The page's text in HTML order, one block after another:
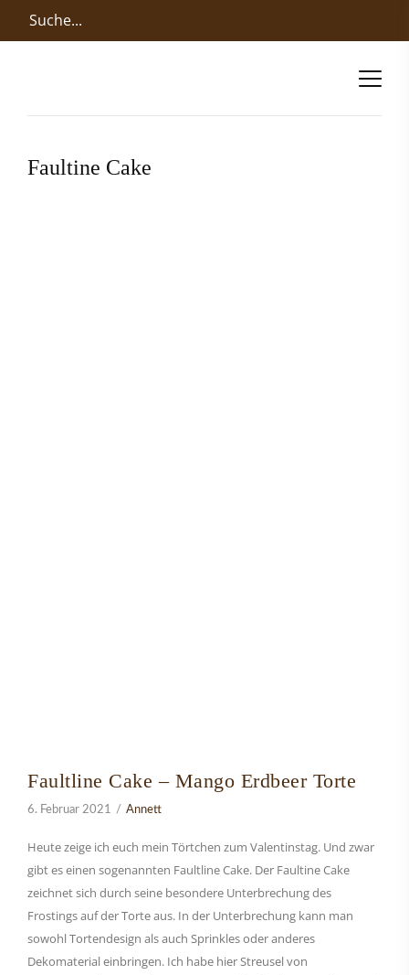
Faultine Cake
Faultline Cake – Mango Erdbeer Torte
6. Februar 2021 Annett
Heute zeige ich euch mein Törtchen zum Valentinstag. Und zwar
gibt es einen sogenannten Faultline Cake. Der Faultine Cake
zeichnet sich durch seine besondere Unterbrechung des
Frostings auf der Torte aus. In der Unterbrechung kann man
sowohl Tortendesign als auch Sprinkles oder anderes
Dekomaterial einbringen. Ich habe hier Streusel von